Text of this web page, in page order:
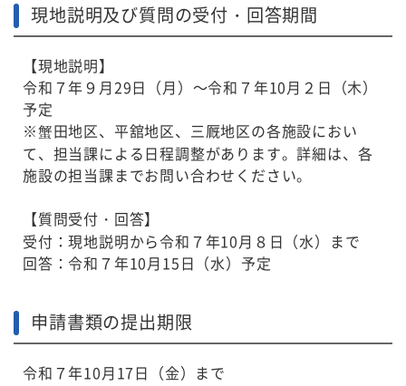
現地説明及び質問の受付・回答期間
【現地説明】
令和７年９月29日（月）～令和７年10月２日（木）
予定
※蟹田地区、平舘地区、三厩地区の各施設におい
て、担当課による日程調整があります。詳細は、各
施設の担当課までお問い合わせください。
【質問受付・回答】
受付：現地説明から令和７年10月８日（水）まで
回答：令和７年10月15日（水）予定
申請書類の提出期限
令和７年10月17日（金）まで